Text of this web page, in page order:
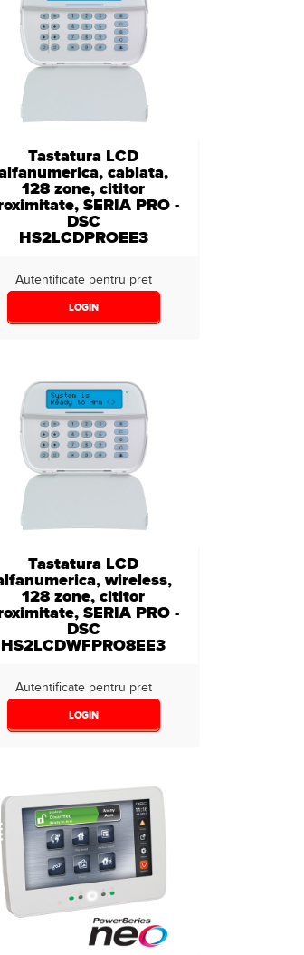
Tastatura LCD
cablata,
128 zone, cititor
SERIA PRO -
DSC
HS2LCDPROEE3
Autentificate pentru pret
LOGIN
Tastatura LCD
wireless,
128 zone, cititor
SERIA PRO -
DSC
HS2LCDWFPRO8EE3
Autentificate pentru pret
LOGIN